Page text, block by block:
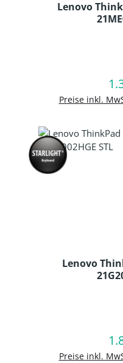
Lenovo
Preise inkl.
In
Lenovo
Preise inkl.
In